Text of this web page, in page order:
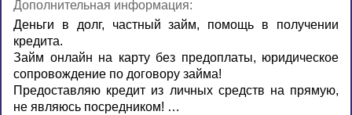
Дополнительная информация:
Деньги в долг, частный займ, помощь в получении
кредита.
Займ онлайн на карту без предоплаты, юридическое
сопровождение по договору займа!
Предоставляю кредит из личных средств на прямую,
не являюсь посредником! …